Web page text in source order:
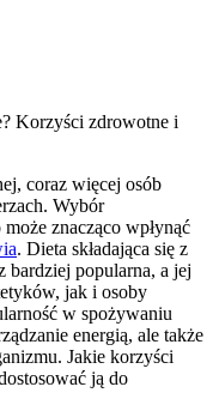
coraz więcej osób
Wybór
znacząco wpłynąć
. Dieta składająca się z
bardziej popularna, a jej
jak i osoby
w spożywaniu
energią, ale także
Jakie korzyści
ją do